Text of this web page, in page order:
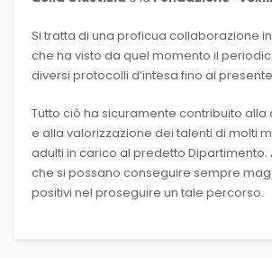
Si tratta di una proficua collaborazione
che ha visto da quel momento il
diversi protocolli d’intesa fino al
Tutto ciò ha sicuramente contribuito alla
e alla valorizzazione dei talenti di molti
adulti in carico al predetto Dipartimento.
che si possano conseguire sempre
positivi nel proseguire un tale percorso.